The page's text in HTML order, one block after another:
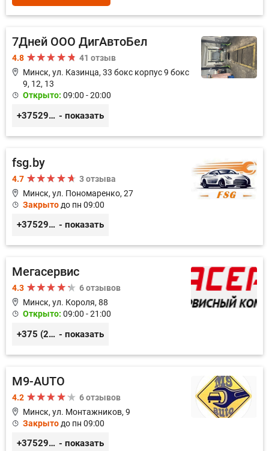
7Дней ООО ДигАвтоБел
4.8
41 отзыв
Минск, ул. Казинца, 33 бокс корпус 9 бокс
9, 12, 13
Открыто: 09:00 - 20:00
+375296518100 - показать
fsg.by
4.7
3 отзыва
Минск, ул. Пономаренко, 27
Закрыто до пн 09:00
+375291882338 - показать
Мегасервис
4.3
6 отзывов
Минск, ул. Короля, 88
Открыто: 09:00 - 21:00
+375 (29) 627-44-88 - показать
M9-AUTO
4.2
6 отзывов
Минск, ул. Монтажников, 9
Закрыто до пн 09:00
+375299395764 - показать